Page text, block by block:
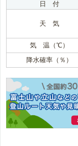
日 付
天 気
気 温（℃）
降水確率（％）